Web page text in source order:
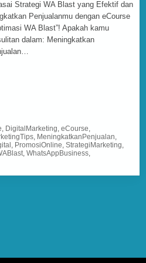
Strategi WA Blast yang Efektif dan
Penjualanmu dengan eCourse
WA Blast”! Apakah kamu
dalam: Meningkatkan
, DigitalMarketing,eCourse,
, MeningkatkanPenjualan,
, PromosiOnline,StrategiMarketing,
,WhatsAppBusiness,